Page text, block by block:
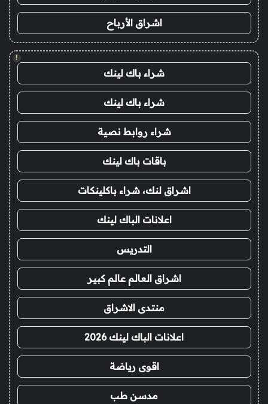
اشراق الأرباح
!
شراء باك لينك
شراء باك لينك
شراء روابط نصية
باقات باك لينك
اشراق لنك، شراء باكلينكات
اعلانات الباك لينك
التدريس
اشراق العالم عالم كبير
منتدى الاشراق
اعلانات الباك لينك 2026
اقوى رياضة
مدسن طب